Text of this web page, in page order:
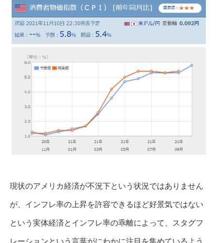
現状のアメリカ経済が不況下という状況ではありません
が、インフレ率の上昇を許容できるほど好景気ではない
という実体経済とインフレ率の乖離によって、スタグフ
レーションという言葉がにわかに注目を集めているよう